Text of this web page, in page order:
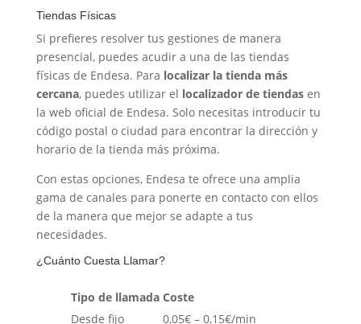
Tiendas Físicas
Si prefieres resolver tus gestiones de manera
presencial, puedes acudir a una de las tiendas
físicas de Endesa. Para localizar la tienda más
cercana, puedes utilizar el localizador de tiendasen
la web oficial de Endesa. Solo necesitas introducir tu
código postal o ciudad para encontrar la dirección y
horario de la tienda más próxima.
Con estas opciones, Endesa te ofrece una amplia
gama de canales para ponerte en contacto con ellos
de la manera que mejor se adapte a tus
necesidades.
¿Cuánto Cuesta Llamar?
Tipo de llamada Coste
Desde fijo
0,05€ – 0,15€/min